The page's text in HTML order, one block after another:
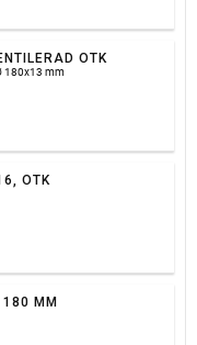
OTK
180x13 mm
OTK
MM